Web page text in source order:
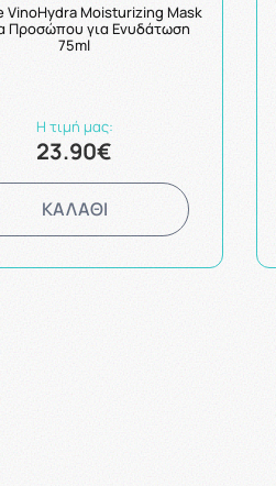
VinoHydra Moisturizing Mask
Προσώπου για Ενυδάτωση
75ml
Η τιμή μας:
23.90€
ΚΑΛΑΘΙ